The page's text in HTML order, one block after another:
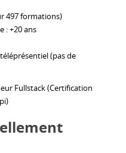
497 formations)
: +20 ans
(pas de